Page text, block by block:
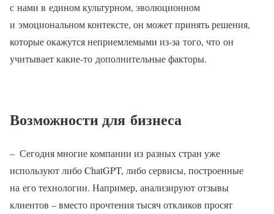
с нами в едином культурном, эволюционном
и эмоциональном контексте, он может принять решения,
которые окажутся неприемлемыми из‑за того, что он
учитывает какие‑то дополнительные факторы.
Возможности для бизнеса
– Сегодня многие компании из разных стран уже
используют либо ChatGPT, либо сервисы, построенные
на его технологии. Например, анализируют отзывы
клиентов – вместо прочтения тысяч откликов просят